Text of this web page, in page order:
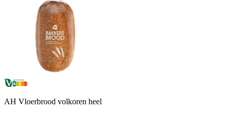
AH Vloerbrood volkoren heel